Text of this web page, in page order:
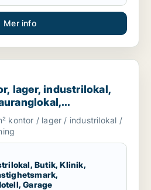
Mer info
industrilokal, butik, klinik,
lager, industrilokal,
hotell
i Svalöv, Bjuv eller
kontor / lager / industrilokal /
Butik, Klinik,
Garage